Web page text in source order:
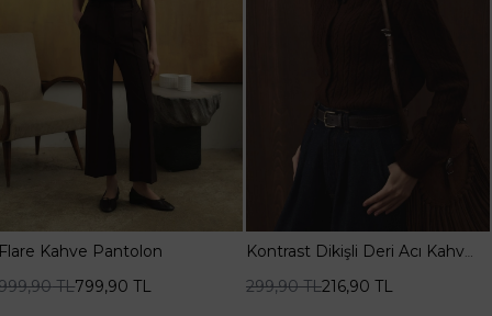
Kahve Pantolon
TL799,90 TL
Kontrast Dikişli Deri Acı Kahve
299,90TL216,90 TL